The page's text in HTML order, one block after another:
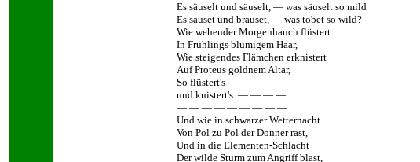
Es säuselt und säuselt, — was säuselt so mild
Es sauset und brauset, — was tobet so wild?
Wie wehender Morgenhauch flüstert
In Frühlings blumigem Haar,
Wie steigendes Flämchen erknistert
Auf Proteus goldnem Altar,
So flüstert's
und knistert's. — — — —
— — — — — — — — —
Und wie in schwarzer Wetternacht
Von Pol zu Pol der Donner rast,
Und in die Elementen-Schlacht
Der wilde Sturm zum Angriff blast,